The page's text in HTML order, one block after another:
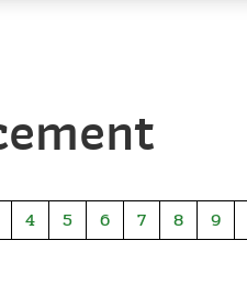
4 5 6 7 8 9